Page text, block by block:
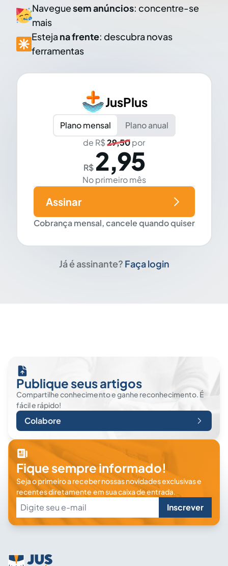
Naveguesem anúncios: concentre-se
mais
Esteja na frente: descubra novas
ferramentas
JusPlus
Plano mensal
Plano anual
de R$29,50por
R$ 2,95
No primeiro mês
Cobrança mensal, cancele quando quiser
Assinar
Já é assinante? Faça login
Publique seus artigos
Compartilhe conhecimento e ganhe reconhecimento. É
fácil e rápido!
Colabore
Fique sempre informado!
Seja o primeiro a receber nossas novidades exclusivas e
recentes diretamente em sua caixa de entrada.
Inscrever